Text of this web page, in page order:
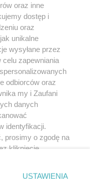
być powielany i
w jakikolwiek sposób (w
polu
w Internecie
użycie lub
naruszeniem prawa, tzn.
kary i może być ścigane
oraz inne
dostęp i
oraz
unikalne
wysyłane przez
zapewniania
odbiorców oraz
my i Zaufani
danych
identyfikacji.
prosimy o zgodę na
kliknięcie
prywatności
USTAWIENIA